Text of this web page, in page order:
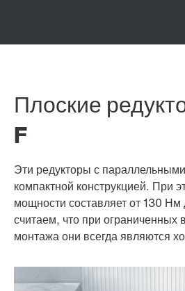
Плоские
F
Эти редукторы с
компактной конструкцией. При
мощности составляет от 130
считаем, что при ограниченных
монтажа они всегда являются